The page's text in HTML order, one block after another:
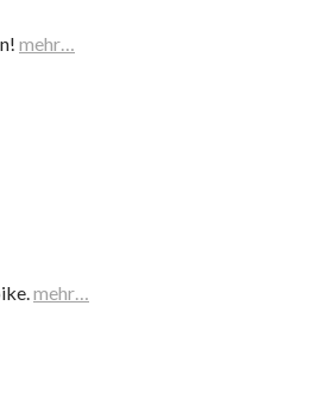
mehr…
mehr…